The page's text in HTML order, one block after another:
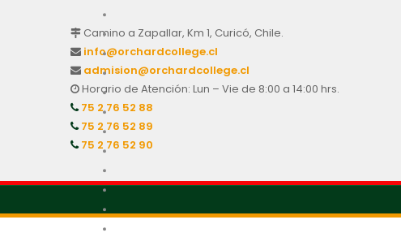
Camino a Zapallar, Km 1, Curicó, Chile.
info@orchardcollege.cl
admision@orchardcollege.cl
Horario de Atención: Lun – Vie de 8:00 a 14:00 hrs.
75 2 76 52 88
75 2 76 52 89
75 2 76 52 90